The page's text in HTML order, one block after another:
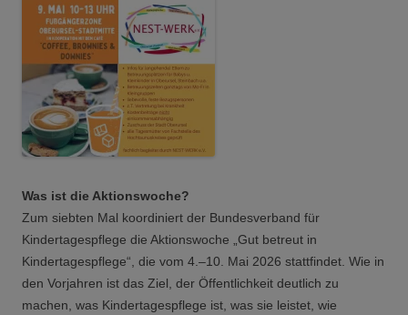
Was ist die Aktionswoche?
Zum siebten Mal koordiniert der Bundesverband für
Kindertagespflege die Aktionswoche „Gut betreut in
Kindertagespflege“, die vom 4.–10. Mai 2026 stattfindet. Wie in
den Vorjahren ist das Ziel, der Öffentlichkeit deutlich zu
machen, was Kindertagespflege ist, was sie leistet, wie